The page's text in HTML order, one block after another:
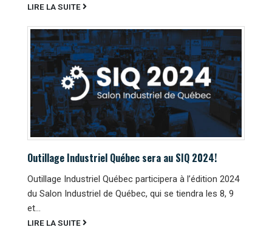
LIRE LA SUITE
Outillage Industriel Québec sera au SIQ 2024!
Outillage Industriel Québec participera à l’édition 2024
du Salon Industriel de Québec, qui se tiendra les 8, 9
et...
LIRE LA SUITE